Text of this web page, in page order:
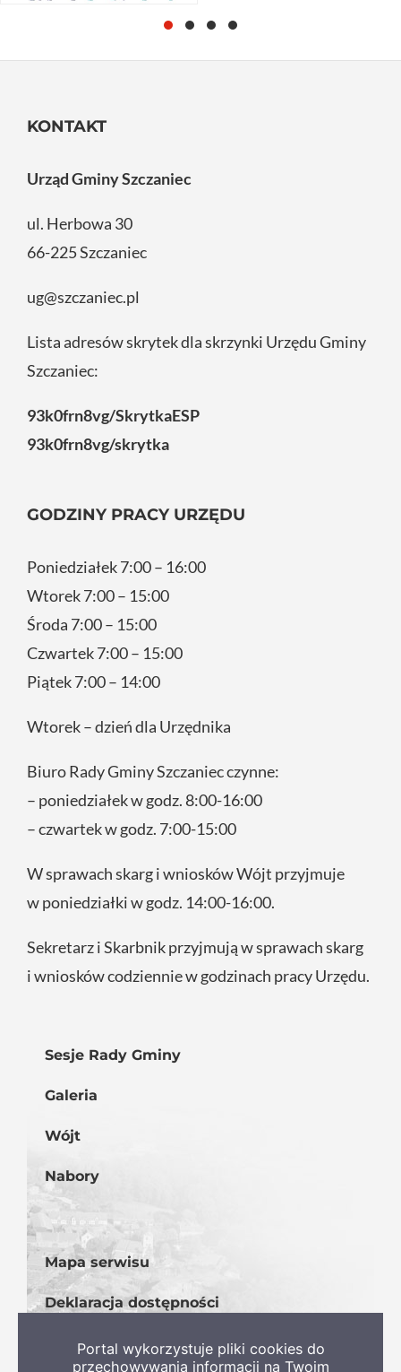
KONTAKT
Urząd Gminy Szczaniec
ul. Herbowa 30
66-225 Szczaniec
ug@szczaniec.pl
Lista adresów skrytek dla skrzynki Urzędu Gminy
Szczaniec:
93k0frn8vg/SkrytkaESP
93k0frn8vg/skrytka
GODZINY PRACY URZĘDU
Poniedziałek 7:00 – 16:00
Wtorek 7:00 – 15:00
Środa 7:00 – 15:00
Czwartek 7:00 – 15:00
Piątek 7:00 – 14:00
Wtorek – dzień dla Urzędnika
Biuro Rady Gminy Szczaniec czynne:
– poniedziałek w godz. 8:00-16:00
– czwartek w godz. 7:00-15:00
W sprawach skarg i wniosków Wójt przyjmuje
w poniedziałki w godz. 14:00-16:00.
Sekretarz i Skarbnik przyjmują w sprawach skarg
i wniosków codziennie w godzinach pracy Urzędu.
Sesje Rady Gminy
Galeria
Wójt
Nabory
Mapa serwisu
Deklaracja dostępności
Portal wykorzystuje pliki cookies do
przechowywania informacji na Twoim